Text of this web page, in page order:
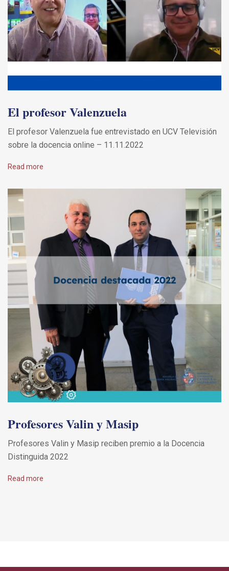
El profesor Valenzuela
El profesor Valenzuela fue entrevistado en UCV Televisión
sobre la docencia online – 11.11.2022
Read more
Profesores Valin y Masip
Profesores Valin y Masip reciben premio a la Docencia
Distinguida 2022
Read more